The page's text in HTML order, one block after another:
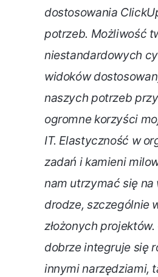
dostosowania
potrzeb. Możliwość
niestandardowych
widoków
naszych potrzeb
ogromne korzyści
IT. Elastyczność w
zadań i kamieni
nam utrzymać się na
drodze, szczególnie
złożonych
dobrze integruje się
innymi narzędziami,